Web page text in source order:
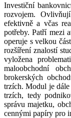
Investiční
rozvojem.
efektivně a včas
potřeby. Patří mezi
operuje s velkou
rozšíření znalostí
vyložena
maloobchodní
brokerských
trzích. Modul je
trzích, tedy
správu majetku,
cennými papíry pro